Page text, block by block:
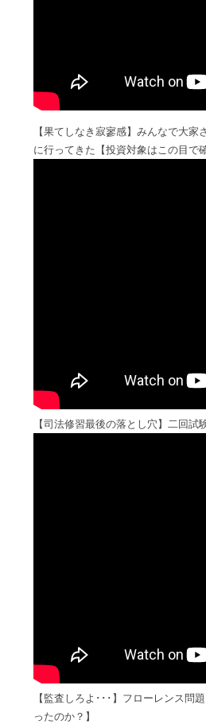
【果てしなき寂寥感】みんなで大家
に行ってきた【投資対象はこの目で
【司法修習最後の落とし穴】二回試
【監査しろよ･･･】フローレンス問
ったのか？】